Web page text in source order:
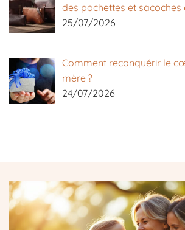
des pochettes et sacoches
25/07/2026
Comment reconquérir le
mère ?
24/07/2026